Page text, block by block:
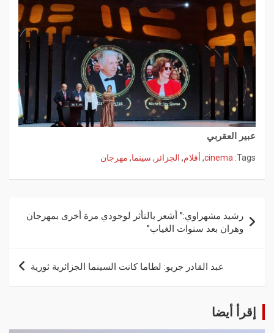
عبير العقربي
Tags:
cinema
, أفلام, الجزائر , سينما, مهرجان
رشيد مشهراوي:” أشعر بالتأثر لوجودي مرة أخرى بمهرجان
وهران بعد سنوات الغياب”
عبد القادر جريو: لطاما كانت السينما الجزائرية ثورية
إقرأ أيضا